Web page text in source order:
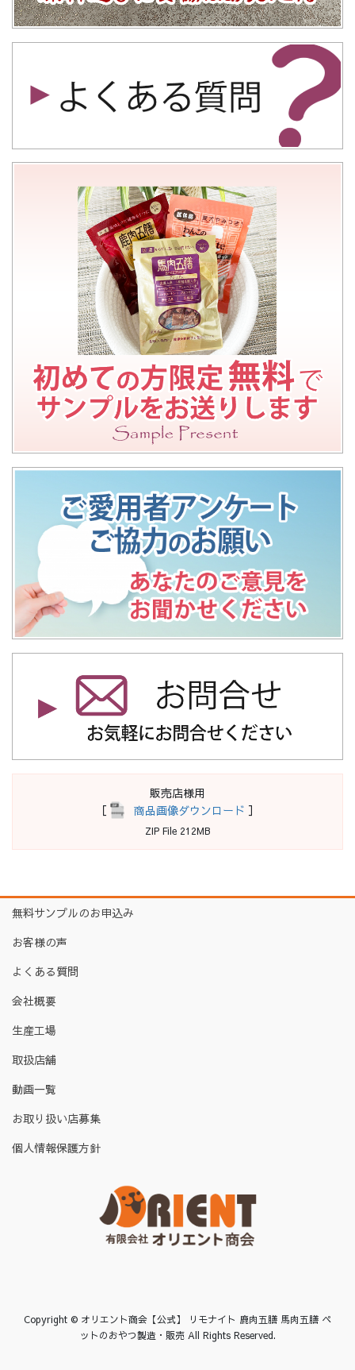
販売店様用
［
商品画像ダウンロード ］
ZIP File 212MB
無料サンプルのお申込み
お客様の声
よくある質問
会社概要
生産工場
取扱店舗
動画一覧
お取り扱い店募集
個人情報保護方針
Copyright © オリエント商会【公式】 リモナイト 鹿肉五膳 馬肉五膳 ペ
ットのおやつ製造・販売 All Rights Reserved.